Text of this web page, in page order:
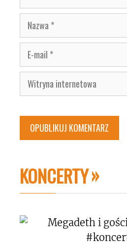
Nazwa
E-
mail
Witryna
internetowa
KONCERTY